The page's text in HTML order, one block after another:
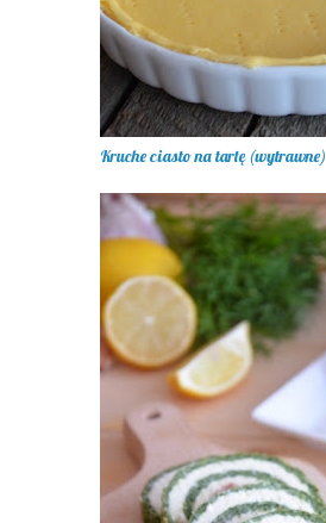
Kruche ciasto na tartę (wytrawne)